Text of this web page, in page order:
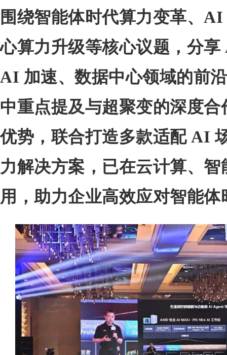
围绕智能体时代算力变革、
心算力升级等核心议题，分
AI 加速、数据中心领域的前
中重点提及与超聚变的深度
优势，联合打造多款适配 AI
力解决方案，已在云计算、
用，助力企业高效应对智能